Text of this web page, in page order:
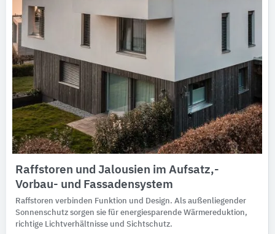
Raffstoren und Jalousien im Aufsatz,-
Vorbau- und Fassadensystem
Raffstoren verbinden Funktion und Design. Als außenliegender
Sonnenschutz sorgen sie für energiesparende Wärmereduktion,
richtige Lichtverhältnisse und Sichtschutz.